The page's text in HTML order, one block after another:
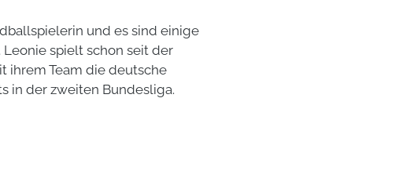
und es sind einige
spielt schon seit der
ihrem Team die deutsche
in der zweiten Bundesliga.